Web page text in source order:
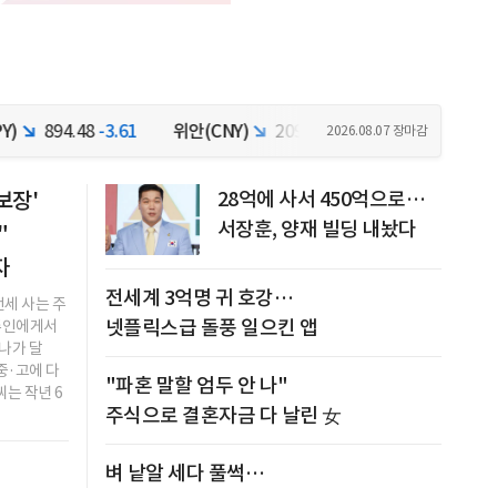
-3.61 위안(CNY) 209.05-1.84 코스피 6,258.77
2026.08.07 장마감
장'
사는 주
에게서
가 달
·고에 다
는 작년 6
28억에 사서 450억으로…
서장훈, 양재 빌딩 내놨다
전세계 3억명 귀 호강…
넷플릭스급 돌풍 일으킨 앱
"파혼 말할 엄두 안 나"
주식으로 결혼자금 다 날린 女
벼 낱알 세다 풀썩…